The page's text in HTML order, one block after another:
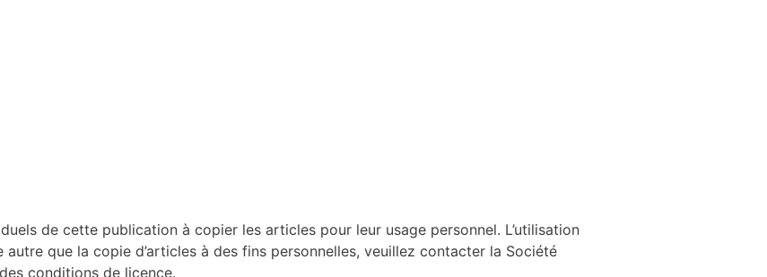
de cette publication à copier les articles pour leur usage personnel. L’utilisation
que la copie d’articles à des fins personnelles, veuillez contacter la Société
conditions de licence.